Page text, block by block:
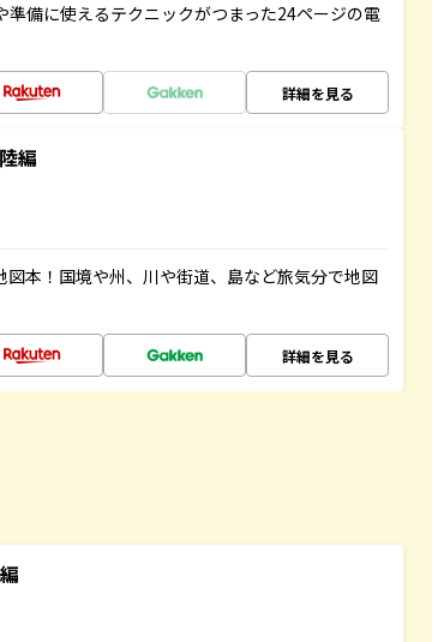
備に使えるテクニックがつまった24ページの電
詳細を見る
編
本！国境や州、川や街道、島など旅気分で地図
詳細を見る